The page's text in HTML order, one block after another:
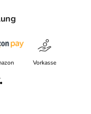
Vorkasse